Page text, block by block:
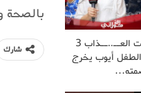
بالصحة
شارك
“عشت العــ..ــذاب 3
أيوب يخرج